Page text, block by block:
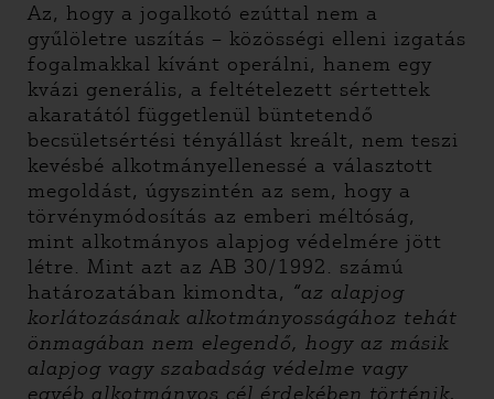
Az, hogy a jogalkotó ezúttal nem a
gyűlöletre uszítás – közösségi elleni izgatás
fogalmakkal kívánt operálni, hanem egy
kvázi generális, a feltételezett sértettek
akaratától függetlenül büntetendő
becsületsértési tényállást kreált, nem teszi
kevésbé alkotmányellenessé a választott
megoldást, úgyszintén az sem, hogy a
törvénymódosítás az emberi méltóság,
mint alkotmányos alapjog védelmére jött
létre. Mint azt az AB 30/1992. számú
határozatában kimondta, “az alapjog
korlátozásának alkotmányosságához tehát
önmagában nem elegendő, hogy az másik
alapjog vagy szabadság védelme vagy
egyéb alkotmányos cél érdekében történik,